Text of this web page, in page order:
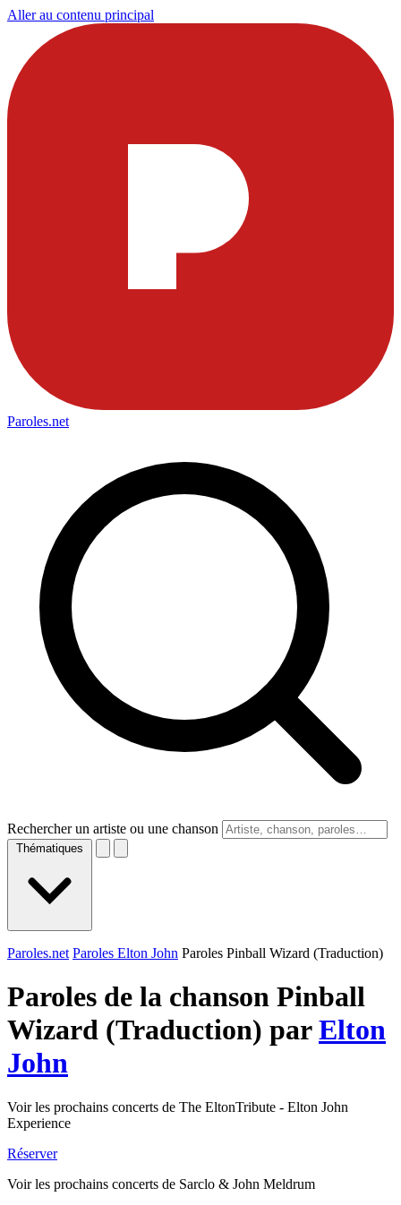
Aller au contenu principal
Paroles.net
Rechercher un artiste ou une chanson
Thématiques
Paroles.net Paroles Elton John Paroles Pinball Wizard (Traduction)
Paroles de la chanson Pinball
Wizard (Traduction) parElton
John
Voir les prochains concerts de The EltonTribute - Elton John
Experience
Réserver
Voir les prochains concerts de Sarclo & John Meldrum